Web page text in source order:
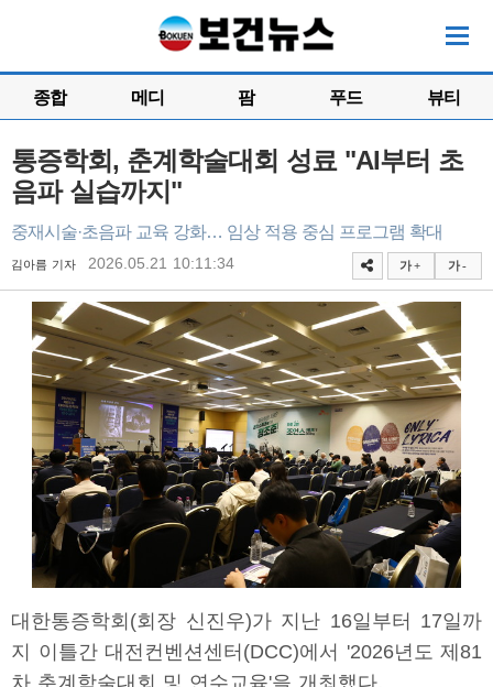
종합 메디 팜 푸드 뷰티
통증학회, 춘계학술대회 성료 "AI부터 초
음파 실습까지"
중재시술·초음파 교육 강화… 임상 적용 중심 프로그램 확대
김아름 기자 2026.05.21 10:11:34 가 + 가 -
대한통증학회(회장 신진우)가 지난 16일부터 17일까
지 이틀간 대전컨벤션센터(DCC)에서 '2026년도 제81
차 춘계학술대회 및 연수교육'을 개최했다.